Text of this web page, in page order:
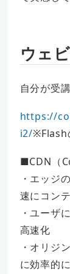
ウェ
自分が受
https://
i2/※Flash
■CDN（
・エッジ
速にコン
・ユーザ
高速化
・オリジ
に効率的